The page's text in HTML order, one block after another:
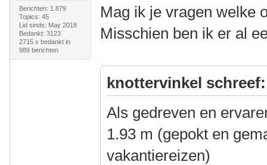
Berichten: 1.879
Topics: 45
Lid sinds: May 2018
Bedankt: 3123
2715 x bedankt in
989 berichten
Mag ik je vragen welke
Misschien ben ik er al
knottervinkel schreef:
Als gedreven en
1.93 m (gepokt en
vakantiereizen)